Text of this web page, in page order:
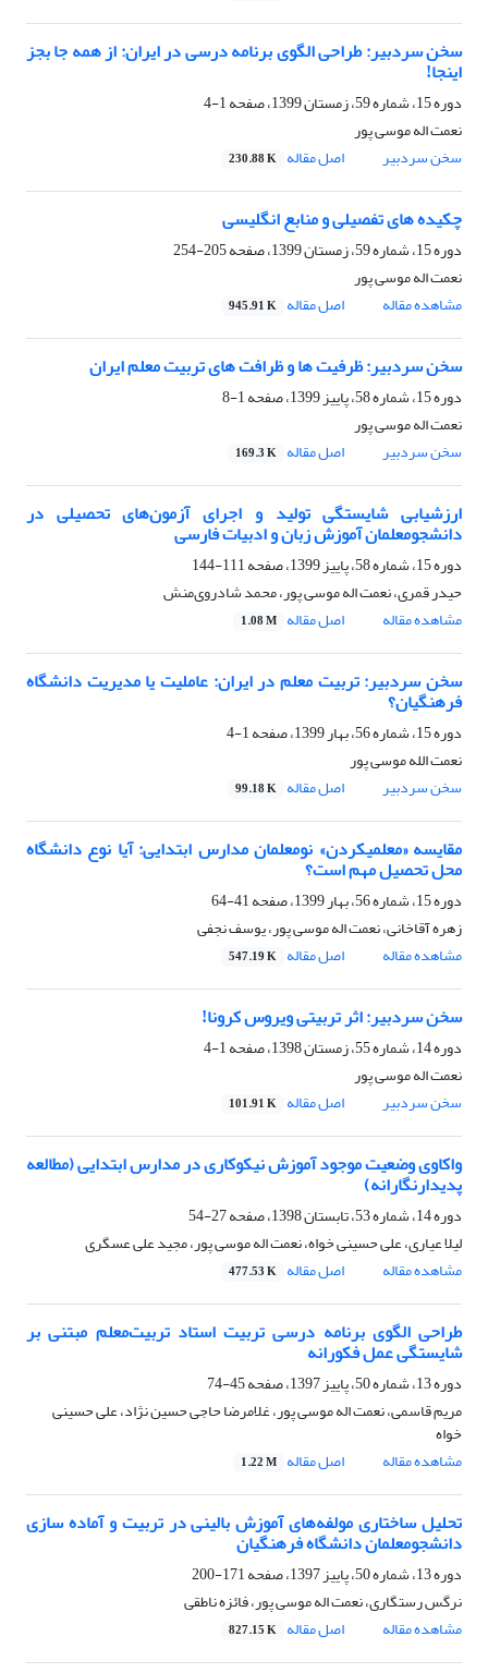
سخن سردبیر: طراحی الگوی برنامه درسی در ایران: از همه‎ جا بجز
اینجا!
دوره 15، شماره 59، زمستان 1399، صفحه
1-4
نعمت اله موسی پور
سخن سردبیر
اصل مقاله 230.88 K
چکیده های تفصیلی و منابع انگلیسی
دوره 15، شماره 59، زمستان 1399، صفحه
205-254
نعمت اله موسی پور
مشاهده مقاله
اصل مقاله 945.91 K
سخن سردبیر: ظرفیت‎ ها و ظرافت‎ های تربیت معلم ایران
دوره 15، شماره 58، پاییز 1399، صفحه
1-8
نعمت اله موسی پور
سخن سردبیر
اصل مقاله 169.3 K
ارزشیابی شایستگى تولید و اجرای آزمون‌های تحصیلی در
دانشجومعلمان آموزش زبان و ادبیات فارسی
دوره 15، شماره 58، پاییز 1399، صفحه
111-144
حیدر قمری، نعمت اله موسی پور، محمد شادروی‌منش
مشاهده مقاله
اصل مقاله 1.08 M
سخن سردبیر: تربیت معلم در ایران: عاملیت یا مدیریت دانشگاه
فرهنگیان؟
دوره 15، شماره 56، بهار 1399، صفحه
1-4
نعمت الله موسی پور
سخن سردبیر
اصل مقاله 99.18 K
مقایسه‎ «معلمی‎کردن» نومعلمان مدارس ابتدایی: آیا نوع دانشگاه
محل تحصیل مهم است؟
دوره 15، شماره 56، بهار 1399، صفحه
41-64
زهره آقاخانی، نعمت اله موسی پور، یوسف نجفی
مشاهده مقاله
اصل مقاله 547.19 K
سخن سردبیر: اثر تربیتی ویروس کرونا!
دوره 14، شماره 55، زمستان 1398، صفحه
1-4
نعمت اله موسی پور
سخن سردبیر
اصل مقاله 101.91 K
واکاوی وضعیت موجود آموزش نیکوکاری در مدارس ابتدایی (مطالعه
پدیدارنگارانه)
دوره 14، شماره 53، تابستان 1398، صفحه
27-54
لیلا عیاری، علی حسینی خواه، نعمت اله موسی پور، مجید علی عسگری
مشاهده مقاله
اصل مقاله 477.53 K
طراحی الگوی برنامه درسی تربیت استاد تربیت‌معلم مبتنی بر
شایستگی عمل فکورانه
دوره 13، شماره 50، پاییز 1397، صفحه
45-74
مریم قاسمی، نعمت اله موسی پور، غلامرضا حاجی حسین نژاد، علی حسینی
خواه
مشاهده مقاله
اصل مقاله 1.22 M
تحلیل ساختاری مولفه‌های آموزش بالینی در تربیت و آماده سازی
دانشجومعلمان دانشگاه فرهنگیان
دوره 13، شماره 50، پاییز 1397، صفحه
171-200
نرگس رستگاری، نعمت اله موسی پور، فائزه ناطقی
مشاهده مقاله
اصل مقاله 827.15 K